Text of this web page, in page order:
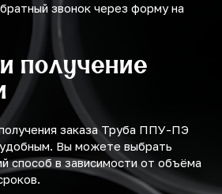
звонок через форму на
получение
заказа Труба ППУ-ПЭ
Вы можете выбрать
способ в зависимости от объёма